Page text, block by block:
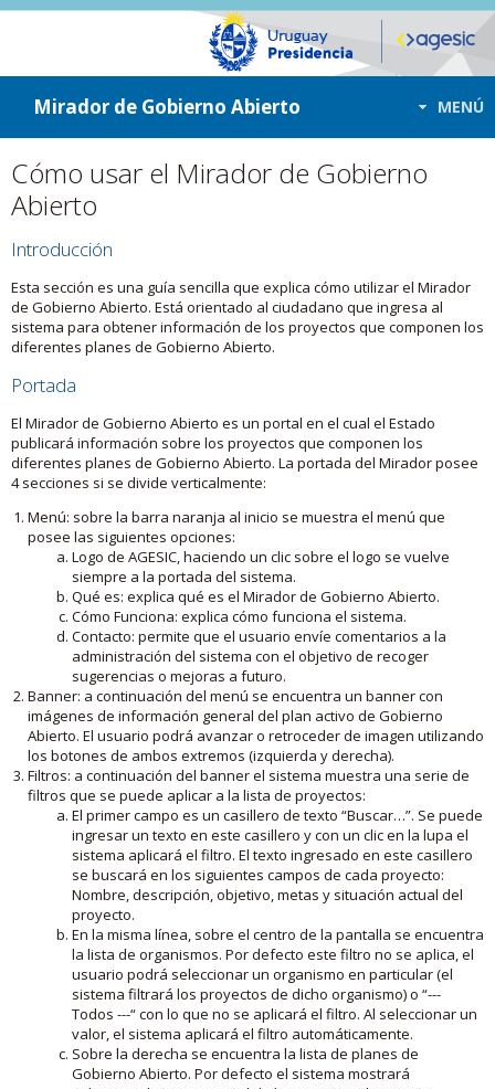
ir a contenido
ir al menú
Mirador de Gobierno Abierto MENÚ
Cómo usar el Mirador de Gobierno
Abierto
Introducción
Esta sección es una guía sencilla que explica cómo utilizar el Mirador
de Gobierno Abierto. Está orientado al ciudadano que ingresa al
sistema para obtener información de los proyectos que componen los
diferentes planes de Gobierno Abierto.
Portada
El Mirador de Gobierno Abierto es un portal en el cual el Estado
publicará información sobre los proyectos que componen los
diferentes planes de Gobierno Abierto. La portada del Mirador posee
4 secciones si se divide verticalmente:
Menú: sobre la barra naranja al inicio se muestra el menú que
posee las siguientes opciones:
Logo de AGESIC, haciendo un clic sobre el logo se vuelve
siempre a la portada del sistema.
Qué es: explica qué es el Mirador de Gobierno Abierto.
Cómo Funciona: explica cómo funciona el sistema.
Contacto: permite que el usuario envíe comentarios a la
administración del sistema con el objetivo de recoger
sugerencias o mejoras a futuro.
Banner: a continuación del menú se encuentra un banner con
imágenes de información general del plan activo de Gobierno
Abierto. El usuario podrá avanzar o retroceder de imagen utilizando
los botones de ambos extremos (izquierda y derecha).
Filtros: a continuación del banner el sistema muestra una serie de
filtros que se puede aplicar a la lista de proyectos:
El primer campo es un casillero de texto “Buscar…”. Se puede
ingresar un texto en este casillero y con un clic en la lupa el
sistema aplicará el filtro. El texto ingresado en este casillero
se buscará en los siguientes campos de cada proyecto:
Nombre, descripción, objetivo, metas y situación actual del
proyecto.
En la misma línea, sobre el centro de la pantalla se encuentra
la lista de organismos. Por defecto este filtro no se aplica, el
usuario podrá seleccionar un organismo en particular (el
sistema filtrará los proyectos de dicho organismo) o “---
Todos ---“ con lo que no se aplicará el filtro. Al seleccionar un
valor, el sistema aplicará el filtro automáticamente.
Sobre la derecha se encuentra la lista de planes de
Gobierno Abierto. Por defecto el sistema mostrará